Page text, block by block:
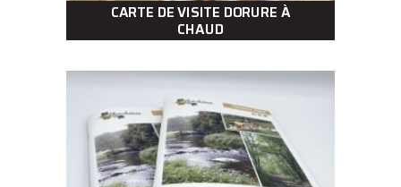
CARTE DE VISITE DORURE À
CHAUD